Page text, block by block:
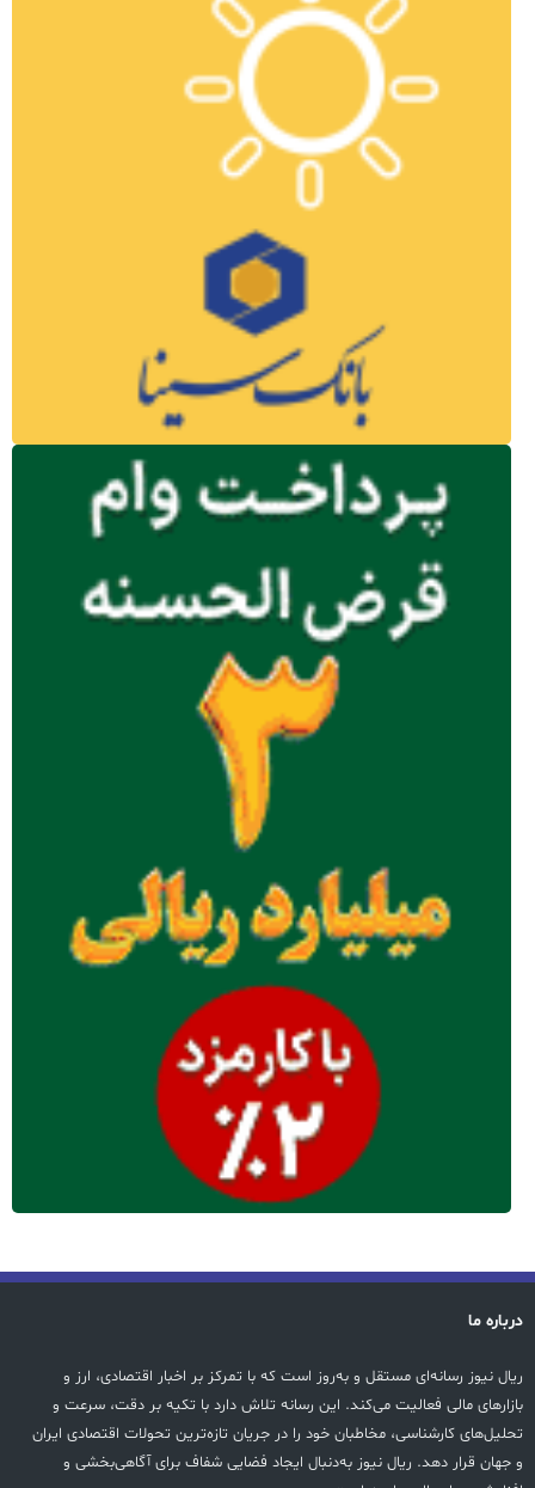
درباره ما
ریال نیوز رسانه‌ای مستقل و به‌روز است که با تمرکز بر اخبار اقتصادی، ارز و
بازارهای مالی فعالیت می‌کند. این رسانه تلاش دارد با تکیه بر دقت، سرعت و
تحلیل‌های کارشناسی، مخاطبان خود را در جریان تازه‌ترین تحولات اقتصادی ایران
و جهان قرار دهد. ریال نیوز به‌دنبال ایجاد فضایی شفاف برای آگاهی‌بخشی و